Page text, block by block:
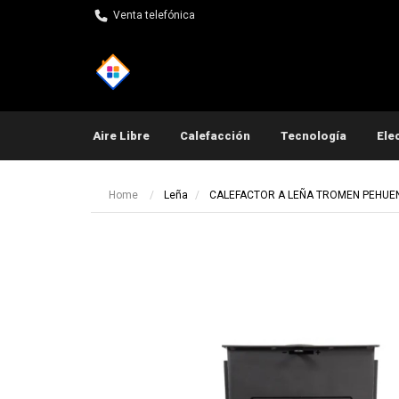
Venta telefónica
Aire Libre Calefacción Tecnología
Home Leña CALEFACTOR A LEÑA TROMEN